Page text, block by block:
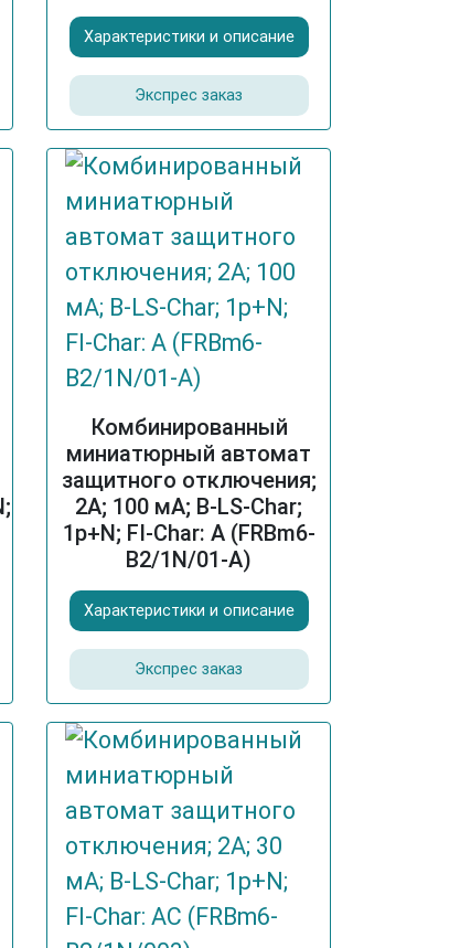
Характеристики и описание
Экспрес заказ
Комбинированный
миниатюрный автомат
защитного отключения;
2A; 100 мА; B-LS-Char;
1p+N; FI-Char: A (FRBm6-
B2/1N/01-A)
Характеристики и описание
Экспрес заказ